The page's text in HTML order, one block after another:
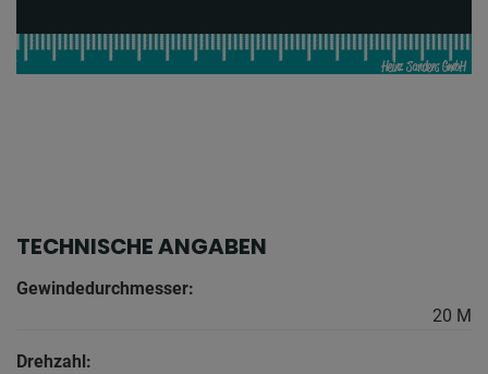
TECHNISCHE ANGABEN
Gewindedurchmesser:
20 M
Drehzahl: